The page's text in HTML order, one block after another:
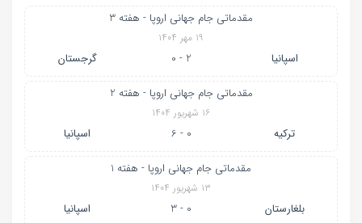
مقدماتی جام جهانی اروپا - هفته 3
۱۹ مهر ۱۴۰۴
اسپانیا 2 - 0 گرجستان
مقدماتی جام جهانی اروپا - هفته 2
۱۶ شهریور ۱۴۰۴
ترکیه 0 - 6 اسپانیا
مقدماتی جام جهانی اروپا - هفته 1
۱۳ شهریور ۱۴۰۴
بلغارستان 0 - 3 اسپانیا